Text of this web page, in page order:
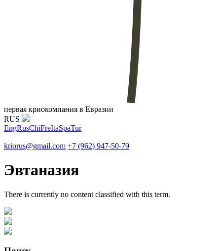
первая криокомпания в Евразии
RUS
EngRusChiFreItaSpaTur
kriorus@gmail.com +7 (962) 947-50-79
Эвтаназия
There is currently no content classified with this term.